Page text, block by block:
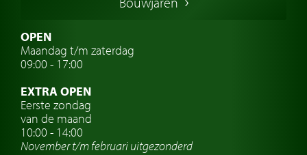
Zweedse oldtimers
Oldtimer verzekering
Oldtimer reizen
Oldtimerwerkplaats
Automerk horloges
OPEN
Maandag t/m zaterdag
09:00 - 17:00
EXTRA OPEN
Eerste zondag
van de maand
10:00 - 14:00
November t/m februariuitgezonderd